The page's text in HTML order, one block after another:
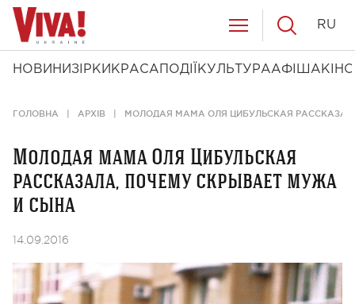
НОВИНИ ЗІРКИ КРАСА ПОДІЇ КУЛЬТУРААФІША КІНО
RU
ГОЛОВНА АРХІВ МОЛОДАЯ МАМА ОЛЯ ЦИБУЛЬСКАЯ
Молодая мама Оля Цибульская
рассказала, почему скрывает мужа
и сына
14.09.2016